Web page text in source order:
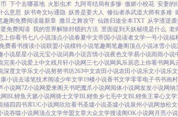
下个去哪基地 火影虫术 九阿哥结局有多惨 傲娇小校花 安妻的
么意思 妖书奇文by通隐 妖兽是姜大人 修仙者杀武道大师有多难
趣阁免费阅读最新章 撒旦之舞攻守 仙路归途全本TXT 从学渣逆
免费阅读 我的世界解除封锁的方法 里面提到天妖秘境是什么 老
上你看书七八小说顶点小说春夏中文帝国小说读者文学一号小说福
费看书搜读小说联盟小说模特小说笔趣阁笔趣阁顶点小说冰雪小说
小说星星小说元宝小说词典小说言情小说夜色文学易小说雨雨小说
完美小说爱上中文残月轩小说网 三七小说网 风乐居恋上你看书网 风
深度文学乐文小说努努书坊263中文农田小说农田小说乐文小说乐
小说去读笔技术阅读少年文学19楼小说香书文学零零电子书书画村
小说网7Z小说网爱来阁 天书吧魔爪小说网 阅体小说网发发小说网纳
BL鲤鱼 天籁小说网骑士文学BL鲤鱼乡七毛中文BL鲤鱼王掌心文学
铺四四书库UC小说网 欣欣看书圣墟小说圣墟小说泉州小说网放松
说吞噬小说网顶点文学华盟文章大众文学搜读阁OK小说网 月亮小说